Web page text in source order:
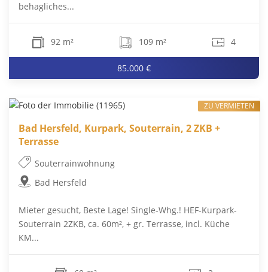
behagliches...
92 m² 109 m² 4
85.000 €
Bad Hersfeld, Kurpark, Souterrain, 2 ZKB +
Terrasse
Souterrainwohnung
Bad Hersfeld
Mieter gesucht, Beste Lage! Single-Whg.! HEF-Kurpark-
Souterrain 2ZKB, ca. 60m², + gr. Terrasse, incl. Küche
KM...
ZU VERMIETEN